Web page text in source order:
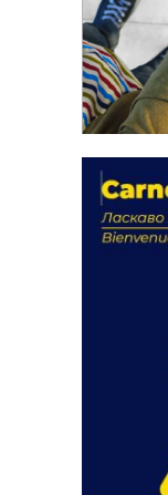
actions
18